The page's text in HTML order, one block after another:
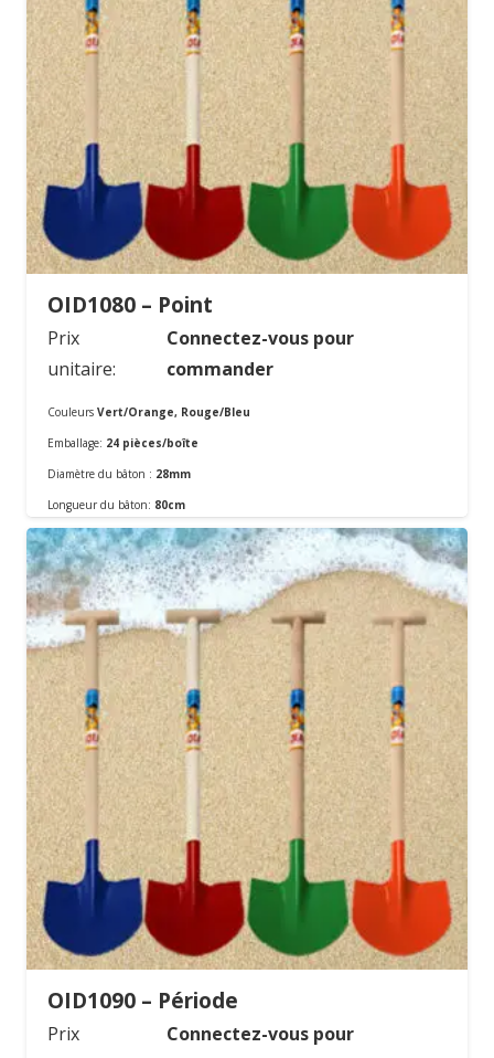
OID1080 – Point
Prix
unitaire:
Connectez-vous pour
commander
CouleursVert/Orange, Rouge/Bleu
Emballage: 24 pièces/boîte
Diamètre du bâton : 28mm
Longueur du bâton: 80cm
Matériel:En métal
OID1090 – Période
Prix
Connectez-vous pour